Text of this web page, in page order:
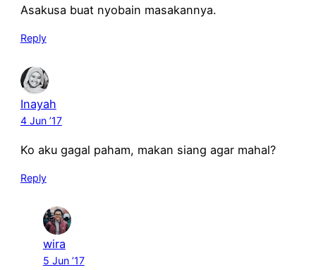
Asakusa buat nyobain masakannya.
Reply
Inayah
4 Jun ’17
Ko aku gagal paham, makan siang agar mahal?
Reply
wira
5 Jun ’17